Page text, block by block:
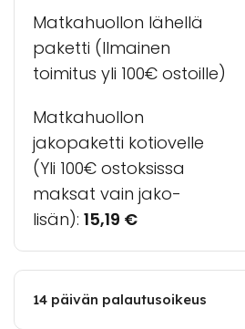
Matkahuollon lähellä
paketti (Ilmainen
toimitus yli 100€ ostoille)
Matkahuollon
jakopaketti kotiovelle
(Yli 100€ ostoksissa
maksat vain jako-
lisän): 15,19 €
14 päivän palautusoikeus